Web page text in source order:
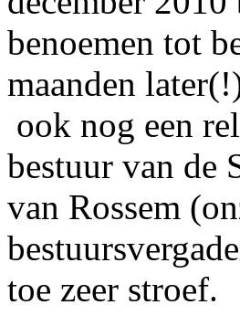
benoemen tot
maanden
ook nog een
bestuur van de
van Rossem
toe zeer stroef.